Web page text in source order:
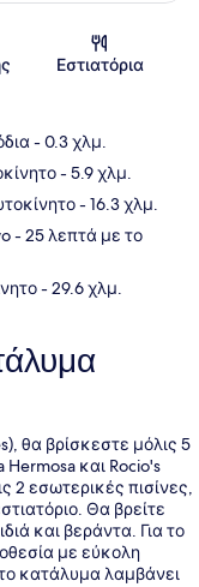
Εστιατόρια
- 0.3 χλμ.
- 5.9 χλμ.
- 16.3 χλμ.
- 25 λεπτά με το
- 29.6 χλμ.
θα βρίσκεστε μόλις 5
και Rocio's
2 εσωτερικές πισίνες,
Θα βρείτε
και βεράντα. Για το
με εύκολη
κατάλυμα λαμβάνει